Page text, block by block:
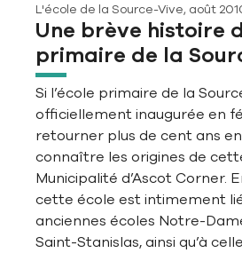
L'école de la Source-Vive, août
Une brève histoire
primaire de la
Si l’école primaire de la
officiellement inaugurée en
retourner plus de cent ans
connaître les origines de
Municipalité d’Ascot Corner.
cette école est intimement
anciennes écoles Notre-
Saint-Stanislas, ainsi qu’à